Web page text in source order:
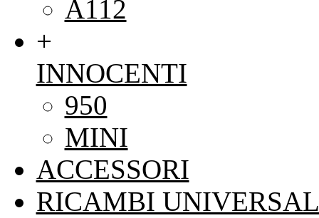
A112
+
INNOCENTI
950
MINI
ACCESSORI
RICAMBI